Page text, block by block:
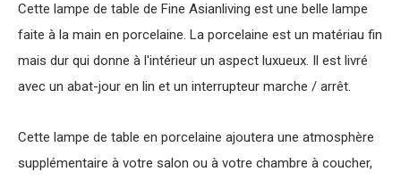
Cette lampe de table de Fine Asianliving est une belle lampe
faite à la main en porcelaine. La porcelaine est un matériau fin
mais dur qui donne à l'intérieur un aspect luxueux. Il est livré
avec un abat-jour en lin et un interrupteur marche / arrêt.
Cette lampe de table en porcelaine ajoutera une atmosphère
supplémentaire à votre salon ou à votre chambre à coucher,